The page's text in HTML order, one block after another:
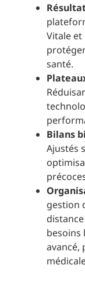
Vitale
santé.
Bilans
Ajustés
gestion
besoins
avancé,